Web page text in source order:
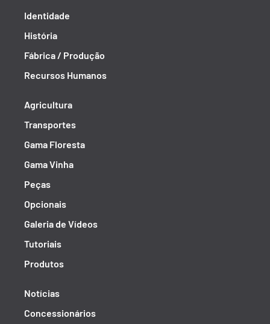
Identidade
História
Fábrica / Produção
Recursos Humanos
Agricultura
Transportes
Gama Floresta
Gama Vinha
Peças
Opcionais
Galeria de Vídeos
Tutoriais
Produtos
Notícias
Concessionários